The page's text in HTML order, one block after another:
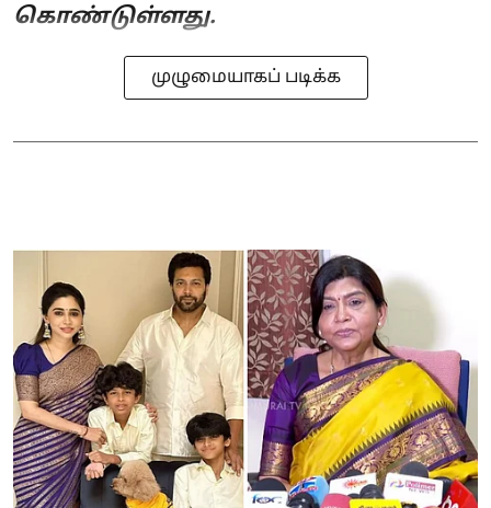
கொண்டுள்ளது.
முழுமையாகப் படிக்க